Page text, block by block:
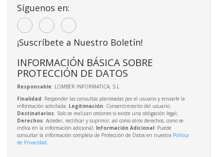
Síguenos en:
¡Suscríbete a Nuestro Boletín!
INFORMACIÓN BÁSICA SOBRE
PROTECCIÓN DE DATOS
Responsable: LOMBER INFORMATICA, S.L.
Finalidad: Responder las consultas planteadas por el usuario y enviarle la
información solicitada; Legitimación: Consentimiento del usuario;
Destinatarios: Solo se realizan cesiones si existe una obligación legal;
Derechos: Acceder, rectificar y suprimir, así como otros derechos, como se
indica en la información adicional; Información Adicional: Puede
consultar la información completa de Protección de Datos en nuestra Política
de Privacidad